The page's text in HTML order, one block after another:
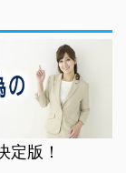
定版！